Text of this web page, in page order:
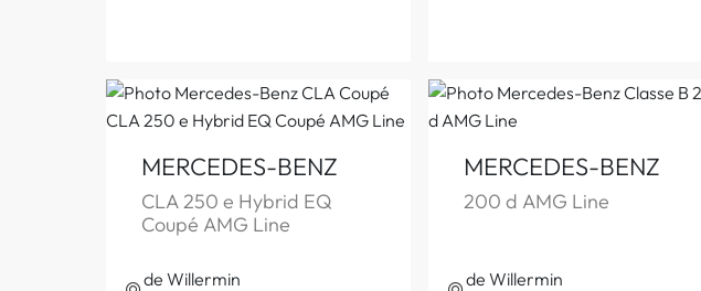
MERCEDES-BENZ
CLA 250 e Hybrid EQ
Coupé AMG Line
de Willermin
MERCEDES-BENZ
200 d AMG Line
de Willermin